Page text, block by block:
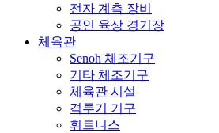
전자 계측 장비
공인 육상 경기장
체육관
Senoh 체조기구
기타 체조기구
체육관 시설
격투기 기구
휘트니스